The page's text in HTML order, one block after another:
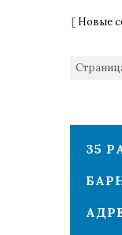
[ Новые
35